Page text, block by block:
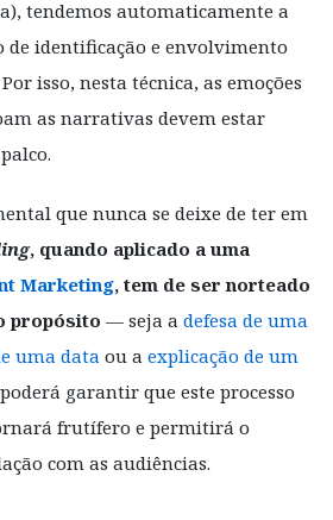
tendemos automaticamente a
identificação e envolvimento
isso, nesta técnica, as emoções
as narrativas devem estar
que nunca se deixe de ter em
, quando aplicado a uma
Marketing, tem de ser norteado
propósito — seja a defesa de uma
uma data ou a explicação de um
poderá garantir que este processo
frutífero e permitirá o
com as audiências.